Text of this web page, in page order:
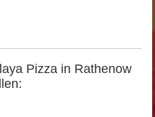
Pizza in Rathenow